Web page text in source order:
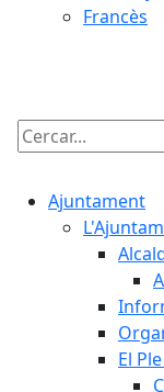
Francès
Cercar:
Ajuntament
El